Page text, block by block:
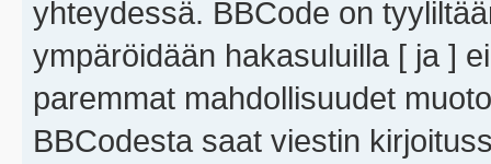
yhteydessä. BBCode on
ympäröidään hakasuluilla [ ja ]
paremmat mahdollisuudet
BBCodesta saat viestin